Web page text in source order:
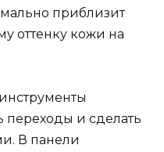
приблизит
оттенку кожи на
переходы и сделать
В панели